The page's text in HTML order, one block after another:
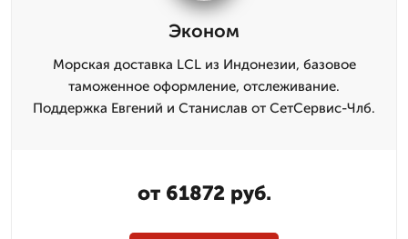
Эконом
Морская доставка LCL из Индонезии, базовое
таможенное оформление, отслеживание.
Поддержка Евгений и Станислав от СетСервис-Члб.
от 61872 руб.